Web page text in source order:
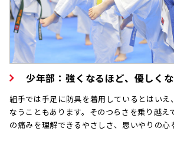
少年部：強くなるほど、優しく
組手では手足に防具を着用しているとはいえ
なうこともあります。そのつらさを乗り越え
の痛みを理解できるやさしさ、思いやりの心